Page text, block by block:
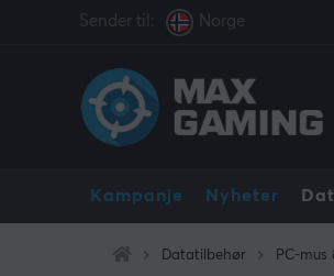
Sender til: Norge
Kampanje Nyheter
Datatilbehør PC-mus